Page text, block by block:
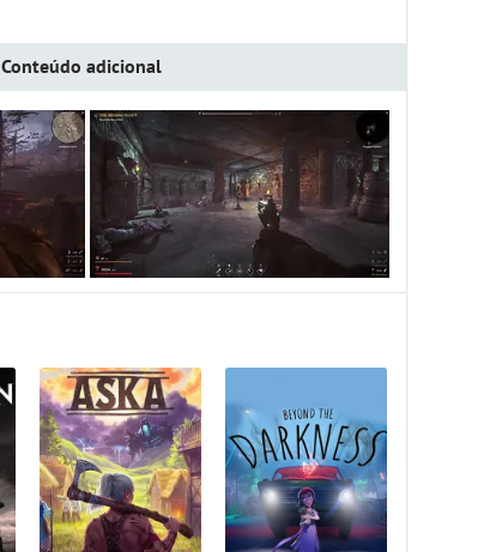
Conteúdo adicional